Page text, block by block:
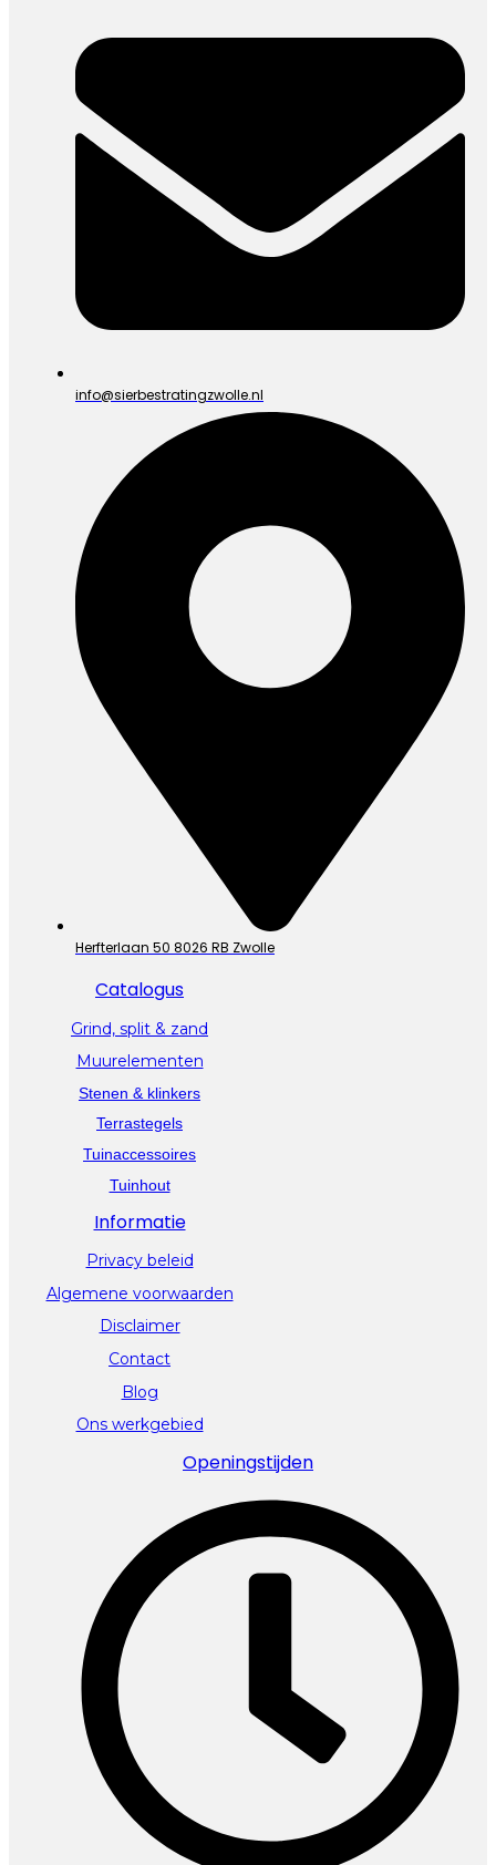
info@sierbestratingzwolle.nl
Herfterlaan 50 8026 RB Zwolle
Catalogus
Grind, split & zand
Muurelementen
Stenen & klinkers
Terrastegels
Tuinaccessoires
Tuinhout
Informatie
Privacy beleid
Algemene voorwaarden
Disclaimer
Contact
Blog
Ons werkgebied
Openingstijden